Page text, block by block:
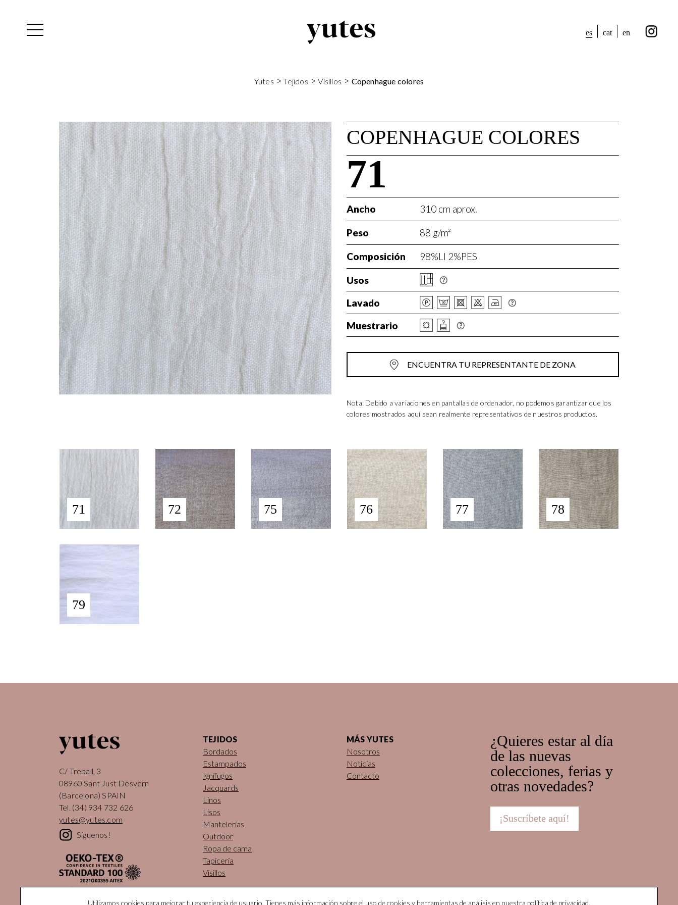
es cat en
Yutes >Tejidos >Visillos > Copenhague colores
COPENHAGUE COLORES
71
Ancho 310 cm aprox.
Peso 88 g/m²
Composición 98%LI 2%PES
Usos
Lavado
Muestrario
ENCUENTRA TU REPRESENTANTE DE ZONA
Nota: Debido a variaciones en pantallas de ordenador, no podemos garantizar que los
colores mostrados aquí sean realmente representativos de nuestros productos.
71 72 75 76 77 78
79
C/ Treball, 3
08960 Sant Just Desvern
(Barcelona) SPAIN
Tel. (34) 934 732 626
yutes@yutes.com
Síguenos!
TEJIDOS
Bordados
Estampados
Ignífugos
Jacquards
Linos
Lisos
Mantelerías
Outdoor
Ropa de cama
Tapicería
Visillos
MÁS YUTES
Nosotros
Noticias
Contacto
¿Quieres estar al día
de las nuevas
colecciones, ferias y
otras novedades?
¡Suscríbete aquí!
Utilizamos cookies para mejorar tu experiencia de usuario. Tienes más información sobre el uso de cookies y herramientas de análisis en nuestra política de privacidad.